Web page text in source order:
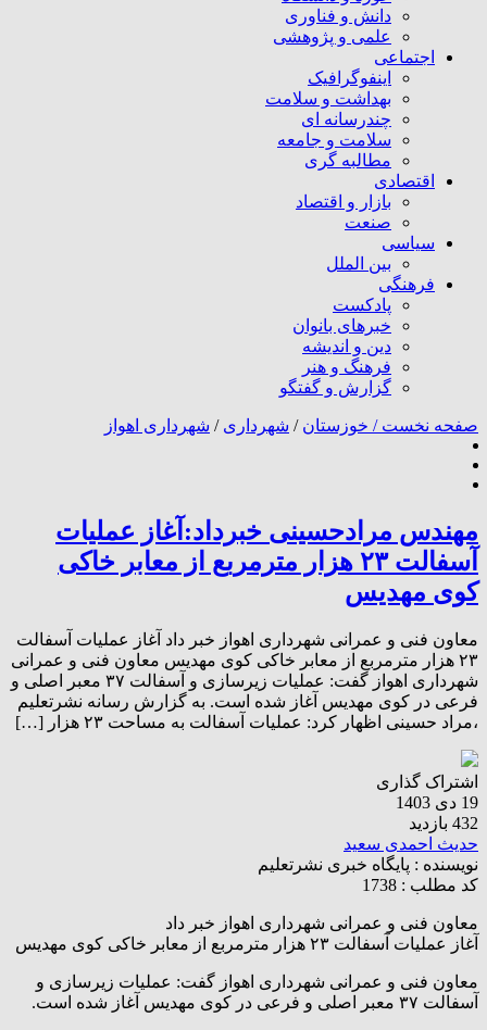
دانش و فناوری
علمی و پژوهشی
اجتماعی
اینفوگرافیک
بهداشت و سلامت
چندرسانه ای
سلامت و جامعه
مطالبه گری
اقتصادی
بازار و اقتصاد
صنعت
سیاسی
بین الملل
فرهنگی
پادکست
خبرهای بانوان
دین و اندیشه
فرهنگ و هنر
گزارش و گفتگو
صفحه نخست / خوزستان / شهرداری / شهرداری اهواز
مهندس مرادحسینی خبرداد:آغاز عملیات
آسفالت ۲۳ هزار مترمربع از معابر خاکی
کوی مهدیس
معاون فنی و عمرانی شهرداری اهواز خبر داد آغاز عملیات آسفالت
۲۳ هزار مترمربع از معابر خاکی کوی مهدیس معاون فنی و عمرانی
شهرداری اهواز گفت: عملیات زیرسازی و آسفالت ۳۷ معبر اصلی و
فرعی در کوی مهدیس آغاز شده است. به گزارش رسانه نشرتعلیم
،مراد حسینی اظهار کرد: عملیات آسفالت به مساحت ۲۳ هزار […]
اشتراک گذاری
19 دی 1403
432 بازدید
حدیث احمدی سعید
نویسنده : پایگاه خبری نشرتعلیم
کد مطلب : 1738
معاون فنی و عمرانی شهرداری اهواز خبر داد
آغاز عملیات آسفالت ۲۳ هزار مترمربع از معابر خاکی کوی مهدیس
معاون فنی و عمرانی شهرداری اهواز گفت: عملیات زیرسازی و
آسفالت ۳۷ معبر اصلی و فرعی در کوی مهدیس آغاز شده است.